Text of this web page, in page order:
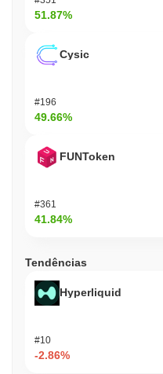
51.87%
Cysic
#196
49.66%
FUNToken
#361
41.84%
Tendências
Hyperliquid
#10
-2.86%